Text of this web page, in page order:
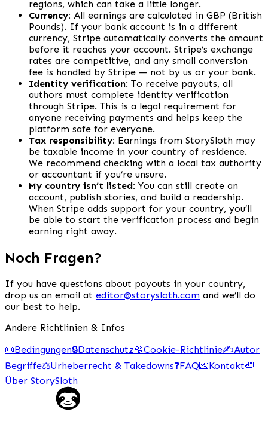
regions, which can take a little longer.
Currency: All earnings are calculated in GBP (British
Pounds). If your bank account is in a different
currency, Stripe automatically converts the amount
before it reaches your account. Stripe’s exchange
rates are competitive, and any small conversion
fee is handled by Stripe — not by us or your bank.
Identity verification: To receive payouts, all
authors must complete identity verification
through Stripe. This is a legal requirement for
anyone receiving payments and helps keep the
platform safe for everyone.
Tax responsibility: Earnings from StorySloth may
be taxable income in your country of residence.
We recommend checking with a local tax authority
or accountant if you’re unsure.
My country isn’t listed: You can still create an
account, publish stories, and build a readership.
When Stripe adds support for your country, you’ll
be able to start the verification process and begin
earning right away.
Noch Fragen?
If you have questions about payouts in your country,
drop us an email at editor@storysloth.com and we’ll do
our best to help.
Andere Richtlinien & Infos
📜Bedingungen🔒Datenschutz🍪Cookie-Richtlinie✍️Autor
Begriffe⚖️Urheberrecht & Takedowns❓FAQ💌Kontakt🦥
Über StorySloth